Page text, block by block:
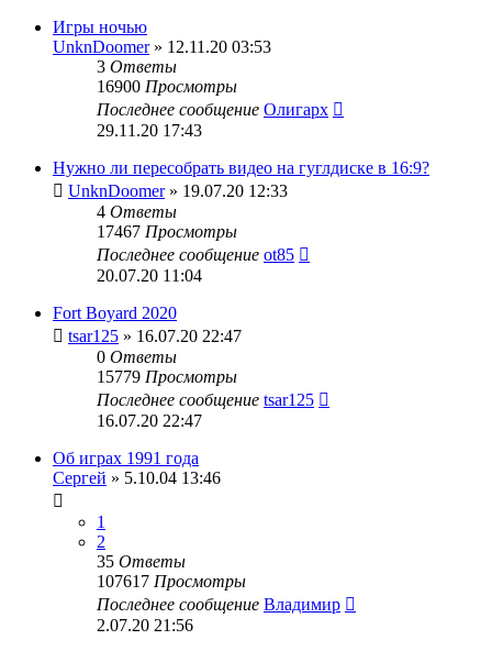
Игры ночью
UnknDoomer» 12.11.20 03:53
3 Ответы
16900 Просмотры
Последнее сообщение Олигарх
29.11.20 17:43
Нужно ли пересобрать видео на гуглдиске в 16:9?
UnknDoomer» 19.07.20 12:33
4 Ответы
17467 Просмотры
Последнее сообщение ot85
20.07.20 11:04
Fort Boyard 2020
tsar125 » 16.07.20 22:47
0 Ответы
15779 Просмотры
Последнее сообщение tsar125
16.07.20 22:47
Об играх 1991 года
Сергей » 5.10.04 13:46
1
2
35 Ответы
107617 Просмотры
Последнее сообщение Владимир
2.07.20 21:56